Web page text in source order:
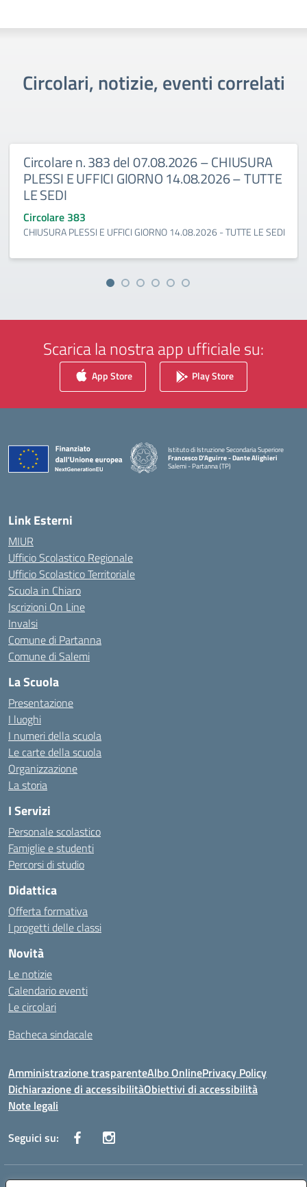
Circolari, notizie, eventi correlati
Circolare n. 383 del 07.08.2026 – CHIUSURA
PLESSI E UFFICI GIORNO 14.08.2026 – TUTTE
LE SEDI
Circolare 383
CHIUSURA PLESSI E UFFICI GIORNO 14.08.2026 - TUTTE LE SEDI
Scarica la nostra app ufficiale su:
App Store Play Store
Istituto di Istruzione Secondaria Superiore
Francesco D'Aguirre - Dante Alighieri
Salemi - Partanna (TP)
Link Esterni
MIUR
Ufficio Scolastico Regionale
Ufficio Scolastico Territoriale
Scuola in Chiaro
Iscrizioni On Line
Invalsi
Comune di Partanna
Comune di Salemi
La Scuola
Presentazione
I luoghi
I numeri della scuola
Le carte della scuola
Organizzazione
La storia
I Servizi
Personale scolastico
Famiglie e studenti
Percorsi di studio
Didattica
Offerta formativa
I progetti delle classi
Novità
Le notizie
Calendario eventi
Le circolari
Bacheca sindacale
Amministrazione trasparenteAlbo OnlinePrivacy Policy
Dichiarazione di accessibilitàObiettivi di accessibilità
Note legali
Seguici su: